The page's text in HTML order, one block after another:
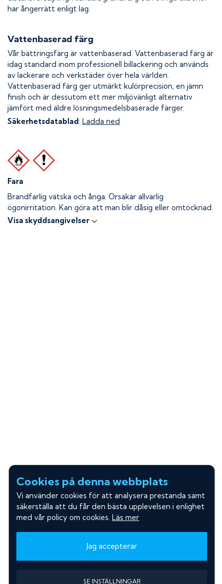
har ångerrätt enligt lag.
Vattenbaserad färg
Vår bättringsfärg är vattenbaserad. Vattenbaserad färg är
idag standard inom professionell billackering och används
av lackerare och verkstäder över hela världen.
Vattenbaserad färg ger utmärkt kulörprecision, en jämn
finish och är dessutom ett mer miljövänligt alternativ
jämfört med äldre lösningsmedelsbaserade färger.
Säkerhetsdatablad: Ladda ned
Fara
Brandfarlig vätska och ånga. Orsakar allvarlig
ögonirritation. Kan göra att man blir dåsig eller omtöcknad.
Visa skyddsangivelser
Cookies på denna webbplats
Vi använder cookies för att analysera prestanda samt
säkerställa att du får den bästa upplevelsen i enlighet
med vår policy om cookies. Läs mer
Jag accepterar
SE INSTÄLLNINGAR